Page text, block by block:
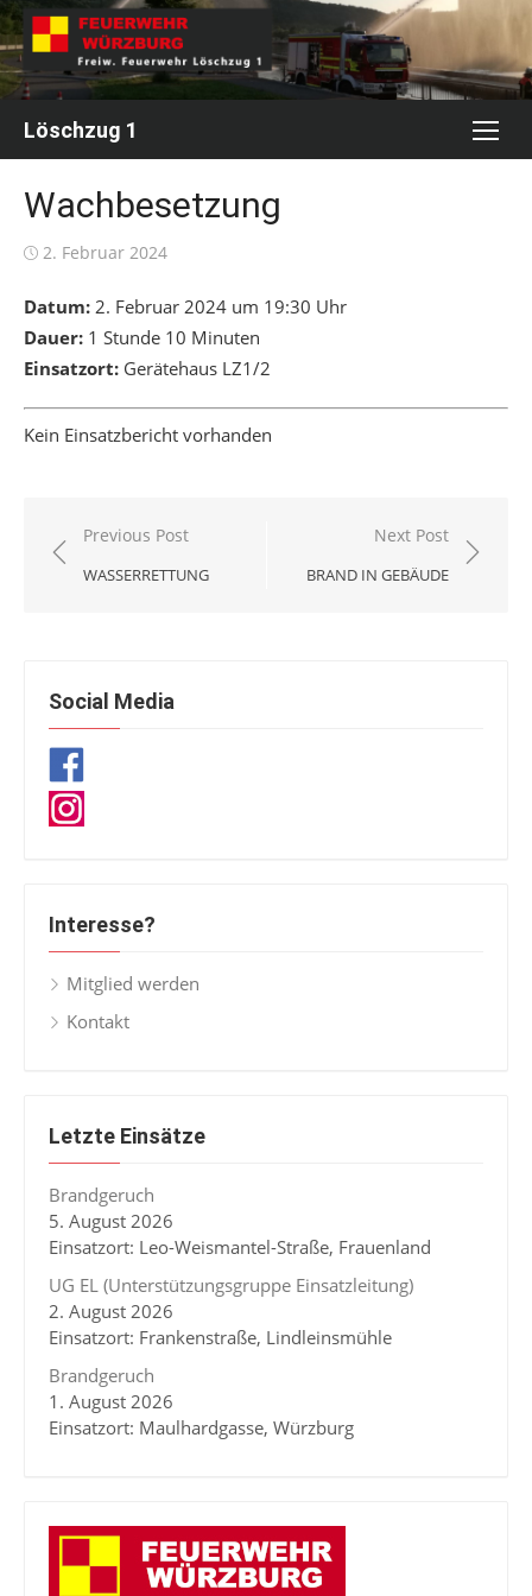
Skip
to
content
Löschzug 1
Wachbesetzung
Posted
2. Februar 2024
Datum: 2. Februar 2024 um 19:30 Uhr
Dauer: 1 Stunde 10 Minuten
Einsatzort: Gerätehaus LZ1/2
Kein Einsatzbericht vorhanden
Beitragsnavigation
Previous Post
WASSERRETTUNG
Next Post
BRAND IN GEBÄUDE
Social Media
Interesse?
Mitglied werden
Kontakt
Letzte Einsätze
Brandgeruch
5. August 2026
Einsatzort: Leo-Weismantel-Straße, Frauenland
UG EL (Unterstützungsgruppe Einsatzleitung)
2. August 2026
Einsatzort: Frankenstraße, Lindleinsmühle
Brandgeruch
1. August 2026
Einsatzort: Maulhardgasse, Würzburg